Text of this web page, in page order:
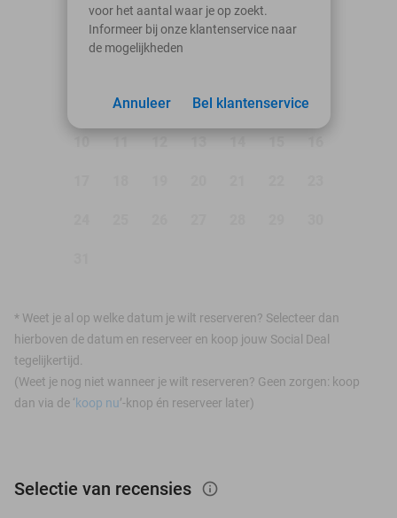
Ma
Di Wo Do Vr
4 5 6 7 8
* Weet je al op welke datum je wilt reserveren? Selecteer dan
hierboven de datum en reserveer en koop jouw Social Deal
tegelijkertijd.
(Weet je nog niet wanneer je wilt reserveren? Geen zorgen: koop
dan via de ‘koop nu’-knop én reserveer later)
voor het aantal waar je op zoekt.
Informeer bij onze klantenservice naar
de mogelijkheden
Bel klantenservice
Annuleer
Selectie van recensies info_outlined